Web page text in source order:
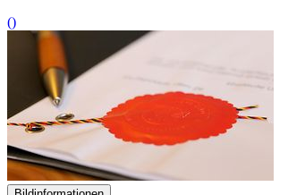
()